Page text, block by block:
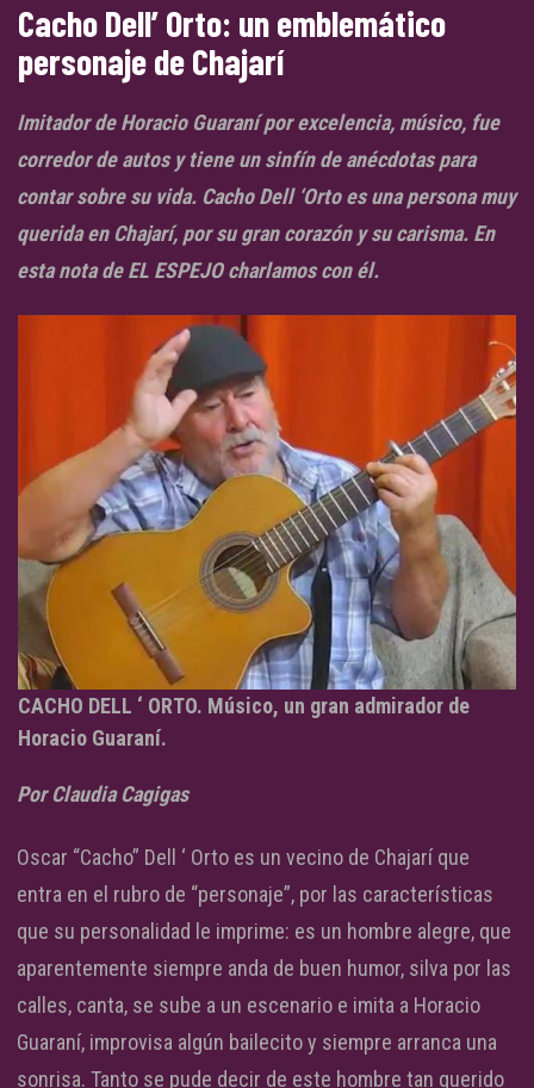
Cacho Dell’ Orto: un emblemático
personaje de Chajarí
Imitador de Horacio Guaraní por excelencia, músico, fue
corredor de autos y tiene un sinfín de anécdotas para
contar sobre su vida. Cacho Dell ‘Orto es una persona muy
querida en Chajarí, por su gran corazón y su carisma. En
esta nota de EL ESPEJO charlamos con él.
CACHO DELL ‘ ORTO. Músico, un gran admirador de
Horacio Guaraní.
Por Claudia Cagigas
Oscar “Cacho” Dell ‘ Orto es un vecino de Chajarí que
entra en el rubro de “personaje”, por las características
que su personalidad le imprime: es un hombre alegre, que
aparentemente siempre anda de buen humor, silva por las
calles, canta, se sube a un escenario e imita a Horacio
Guaraní, improvisa algún bailecito y siempre arranca una
sonrisa. Tanto se pude decir de este hombre tan querido